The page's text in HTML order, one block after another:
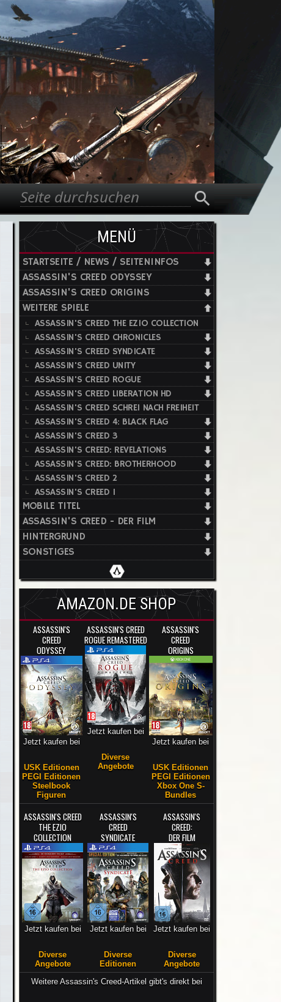
Suchformular
Suche
MENÜ
STARTSEITE / NEWS / SEITENINFOS
ASSASSIN'S CREED ODYSSEY
ASSASSIN'S CREED ORIGINS
WEITERE SPIELE
ASSASSIN'S CREED THE EZIO COLLECTION
ASSASSIN'S CREED CHRONICLES
ASSASSIN'S CREED SYNDICATE
ASSASSIN'S CREED UNITY
ASSASSIN'S CREED ROGUE
ASSASSIN'S CREED LIBERATION HD
ASSASSIN'S CREED SCHREI NACH FREIHEIT
ASSASSIN'S CREED 4: BLACK FLAG
ASSASSIN'S CREED 3
ASSASSIN'S CREED: REVELATIONS
ASSASSIN'S CREED: BROTHERHOOD
ASSASSIN'S CREED 2
ASSASSIN'S CREED 1
MOBILE TITEL
ASSASSIN'S CREED - DER FILM
HINTERGRUND
SONSTIGES
AMAZON.DE SHOP
ASSASSIN'S
CREED
ODYSSEY
Jetzt kaufen bei
USK Editionen
PEGI Editionen
Steelbook
Figuren
ASSASSIN'S CREED
ROGUE REMASTERED
Jetzt kaufen bei
Diverse
Angebote
ASSASSIN'S
CREED
ORIGINS
Jetzt kaufen bei
USK Editionen
PEGI Editionen
Xbox One S-
Bundles
ASSASSIN'S CREED
THE EZIO
COLLECTION
Jetzt kaufen bei
Diverse
Angebote
ASSASSIN'S
CREED
SYNDICATE
Jetzt kaufen bei
Diverse
Editionen
ASSASSIN'S
CREED:
DER FILM
Jetzt kaufen bei
Diverse
Angebote
Weitere Assassin's Creed-Artikel gibt's direkt bei